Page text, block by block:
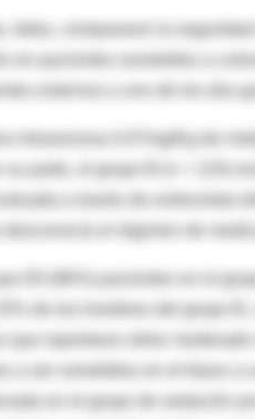
Italia, compararon la
en pacientes sometidos a
externos a uno de los dos
intravenosa 0.07mg/Kg de
parte, el grupo B (n = 124)
el régimen de
83 (66%) pacientes en el
de los hombres del grupo
en el grupo de sedación